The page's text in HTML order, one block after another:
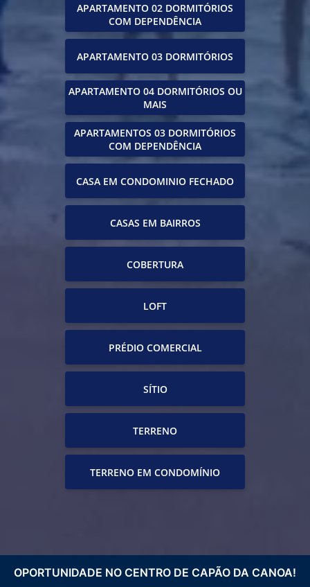
APARTAMENTO 02 DORMITÓRIOS
COM DEPENDÊNCIA
APARTAMENTO 03 DORMITÓRIOS
APARTAMENTO 04 DORMITÓRIOS OU
MAIS
APARTAMENTOS 03 DORMITÓRIOS
COM DEPENDÊNCIA
CASA EM CONDOMINIO FECHADO
CASAS EM BAIRROS
COBERTURA
LOFT
PRÉDIO COMERCIAL
SÍTIO
TERRENO
TERRENO EM CONDOMÍNIO
OPORTUNIDADE NO CENTRO DE CAPÃO DA CANOA!